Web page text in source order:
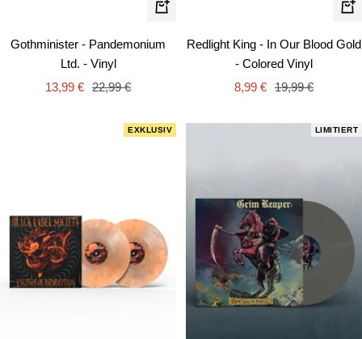
In
Gothminister - Pandemonium
Ltd. - Vinyl
Angebotspreis
13,99 € Regulärer
22,99 €
In
Redlight King - In Our Blood Gold
- Colored Vinyl
Angebotspreis
8,99 € Regulärer
19,99 €
EXKLUSIV LIMITIERT